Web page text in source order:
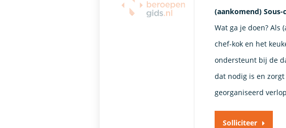
(aankomend)
Wat ga je doen? Als
chef-kok en het
ondersteunt bij de
dat nodig is en
georganiseerd
Solliciteer